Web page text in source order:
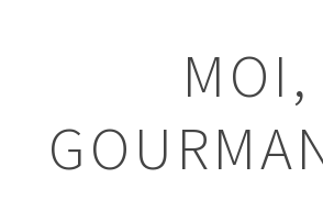
principale
MOI,